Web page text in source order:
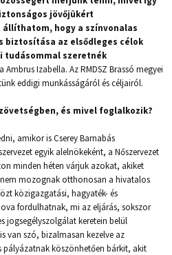
jövőjükért
állíthatom, hogy a színvonalas
biztosítása az elsődleges célok
tudásommal szeretnék
Ambrus Izabella. Az RMDSZ Brassó megyei
eddigi munkásságáról és céljairól.
és mivel foglalkozik?
amikor is Cserey Barnabás
egyik alelnökeként, a Nőszervezet
minden héten várjuk azokat, akiket
mozognak otthonosan a hivatalos
közigazgatási, hagyaték- és
fordulhatnak, mi az eljárás, sokszor
jogsegélyszolgálat keretein belül
van szó, bizalmasan kezelve az
pályázatnak köszönhetően bárkit, akit